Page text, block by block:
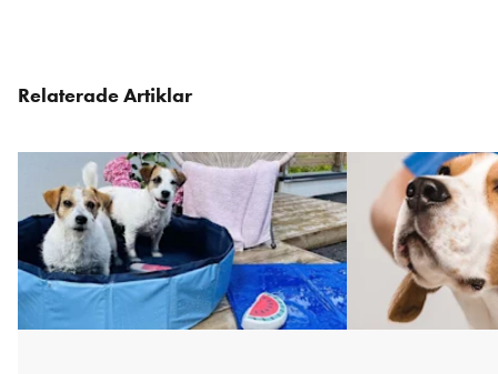
Relaterade Artiklar
över